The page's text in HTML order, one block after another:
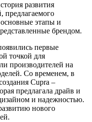
развития
предлагаемого
этапы и
брендом.
первые
точкой для
производителей на
Со временем, в
Cupra –
предлагала драйв и
и надежностью.
нового